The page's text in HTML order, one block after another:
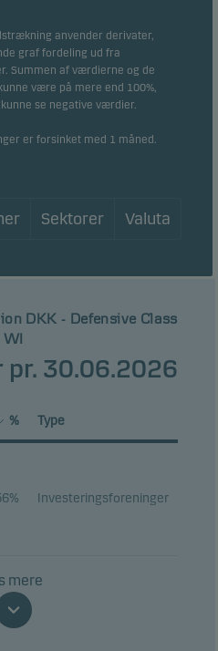
anvender derivater,
graf fordeling ud fra
Summen af værdierne og de
være på mere end 100%,
se negative værdier.
er forsinket med 1 måned.
Sektorer Valuta
DKK - Defensive Class
WI
pr. 30.06.2026
% Type
Investeringsforeninger
mere